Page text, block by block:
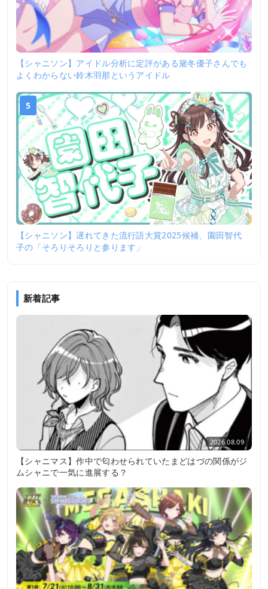
【シャニソン】アイドル分析に定評がある黛冬優子さんでも
よくわからない鈴木羽那というアイドル
5
【シャニソン】遅れてきた流行語大賞2025候補、園田智代
子の「そろりそろりと参ります」
新着記事
2026.08.09
【シャニマス】作中で匂わせられていたまどはづの関係がジ
ムシャニで一気に進展する？